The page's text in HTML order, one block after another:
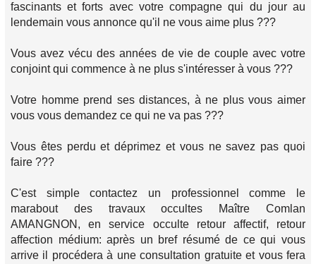
fascinants et forts avec votre compagne qui du jour au
lendemain vous annonce qu'il ne vous aime plus ???
Vous avez vécu des années de vie de couple avec votre
conjoint qui commence à ne plus s'intéresser à vous ???
Votre homme prend ses distances, à ne plus vous aimer
vous vous demandez ce qui ne va pas ???
Vous êtes perdu et déprimez et vous ne savez pas quoi
faire ???
C'est simple contactez un professionnel comme le
marabout des travaux occultes Maître Comlan
AMANGNON, en service occulte retour affectif, retour
affection médium: après un bref résumé de ce qui vous
arrive il procédera à une consultation gratuite et vous fera